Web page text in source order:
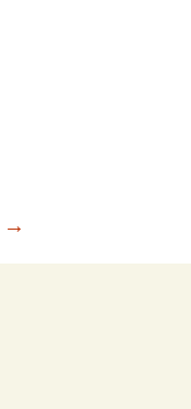
→